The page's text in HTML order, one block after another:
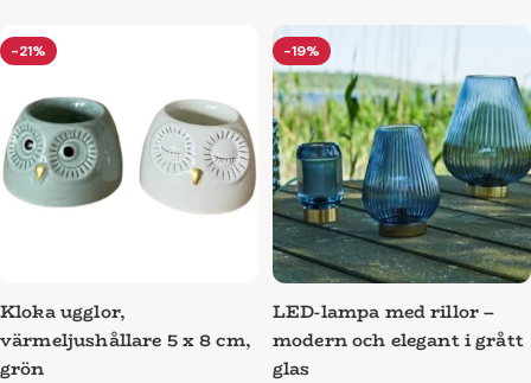
-21%
Kloka ugglor,
värmeljushållare 5 x 8 cm,
grön
-19%
LED-lampa med rillor –
modern och elegant i grått
glas